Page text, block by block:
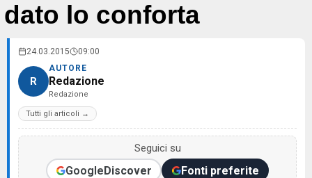
dato lo conforta
24.03.2015 09:00
R
AUTORE
Redazione
Redazione
Tutti gli articoli →
Seguici su
GoogleDiscover Fonti preferite